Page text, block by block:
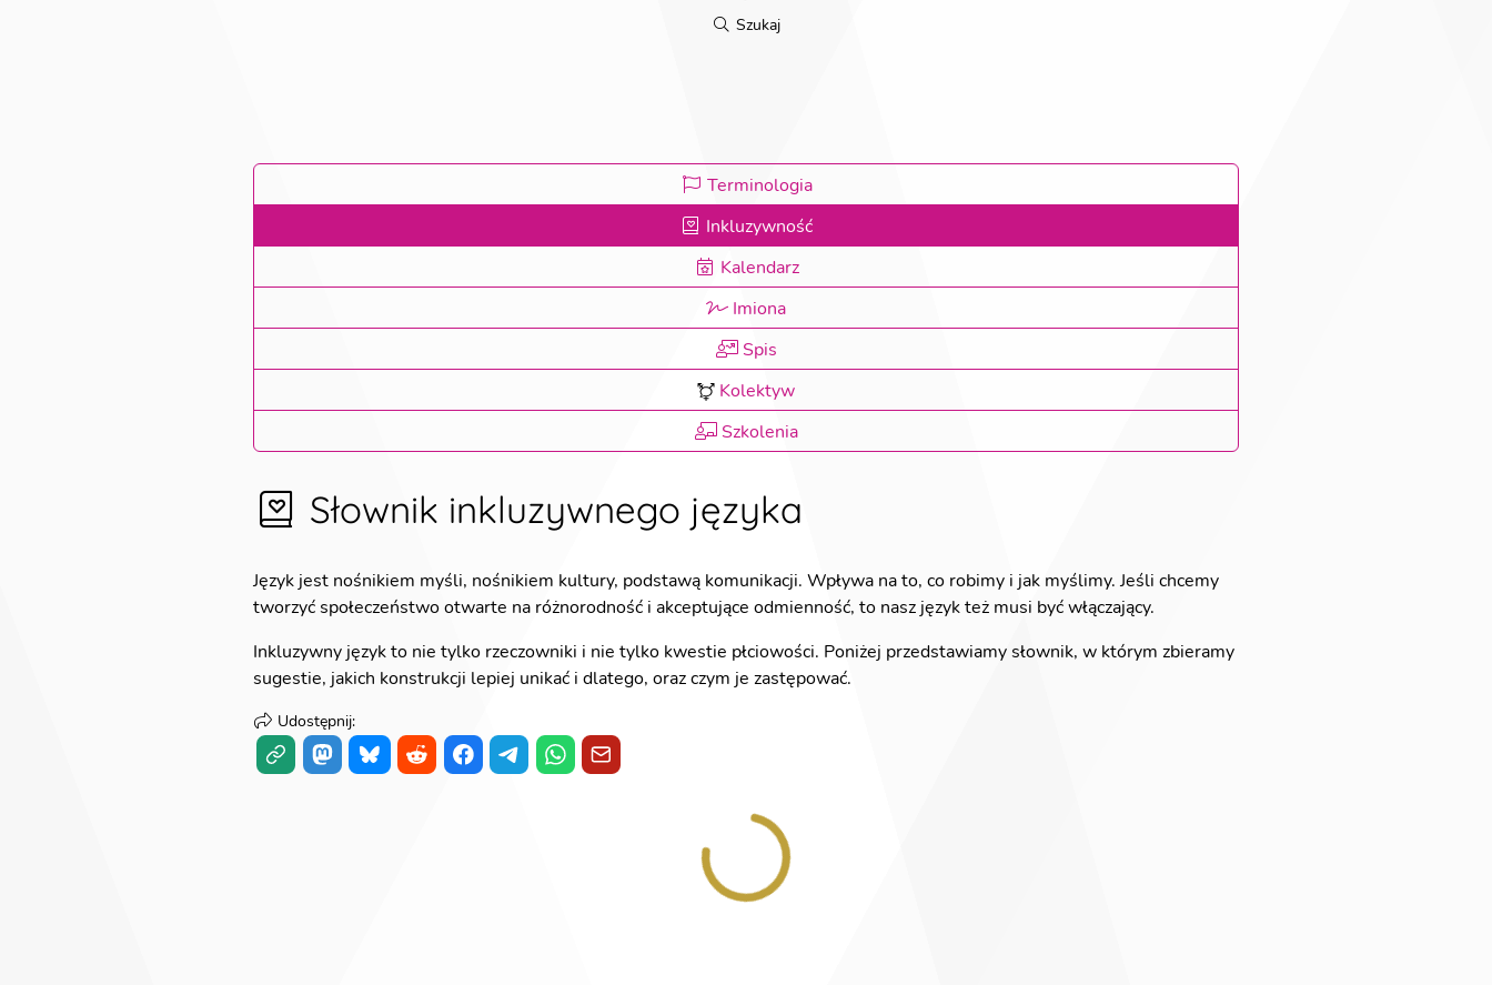
Szukaj
Terminologia
Inkluzywność
Kalendarz
Imiona
Spis
Kolektyw
Szkolenia
Słownik inkluzywnego języka
Język jest nośnikiem myśli, nośnikiem kultury, podstawą komunikacji. Wpływa na to, co robimy i jak myślimy. Jeśli chcemy
tworzyć społeczeństwo otwarte na różnorodność i akceptujące odmienność, to nasz język też musi być włączający.
Inkluzywny język to nie tylko rzeczowniki i nie tylko kwestie płciowości. Poniżej przedstawiamy słownik, w którym zbieramy
sugestie, jakich konstrukcji lepiej unikać i dlatego, oraz czym je zastępować.
Udostępnij: